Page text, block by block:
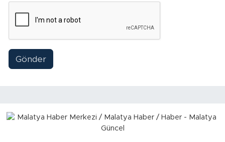
Gönder
Doğanşehir
Kale
Magazin